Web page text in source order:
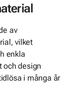
av
vilket
enkla
och design
i många år